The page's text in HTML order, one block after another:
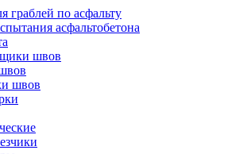
граблей по асфальту
асфальтобетона
швов
швов